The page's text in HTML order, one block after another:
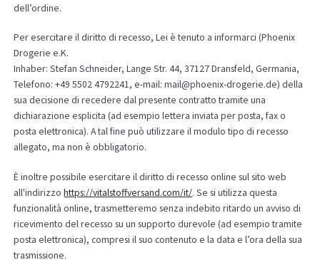
dell’ordine.
Per esercitare il diritto di recesso, Lei è tenuto a informarci (Phoenix
Drogerie e.K.
Inhaber: Stefan Schneider, Lange Str. 44, 37127 Dransfeld, Germania,
Telefono: +49 5502 4792241, e-mail: mail@phoenix-drogerie.de) della
sua decisione di recedere dal presente contratto tramite una
dichiarazione esplicita (ad esempio lettera inviata per posta, fax o
posta elettronica). A tal fine può utilizzare il modulo tipo di recesso
allegato, ma non è obbligatorio.
È inoltre possibile esercitare il diritto di recesso online sul sito web
all'indirizzohttps://vitalstoffversand.com/it/. Se si utilizza questa
funzionalità online, trasmetteremo senza indebito ritardo un avviso di
ricevimento del recesso su un supporto durevole (ad esempio tramite
posta elettronica), compresi il suo contenuto e la data e l’ora della sua
trasmissione.